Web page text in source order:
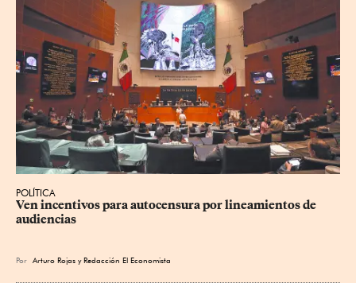
POLÍTICA
Ven incentivos para autocensura por lineamientos de
audiencias
Por Arturo Rojas yRedacción El Economista